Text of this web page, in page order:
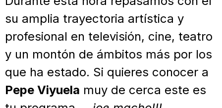
su amplia trayectoria artística y
profesional en televisión, cine, teatro
y un montón de ámbitos más por los
que ha estado. Si quieres conocer a
Pepe Viyuela muy de cerca este es